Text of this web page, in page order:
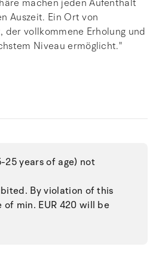
machen jeden Aufenthalt
Auszeit. Ein Ort von
vollkommene Erholung und
Niveau ermöglicht."
25 years of age) not
By violation of this
min. EUR 420 will be